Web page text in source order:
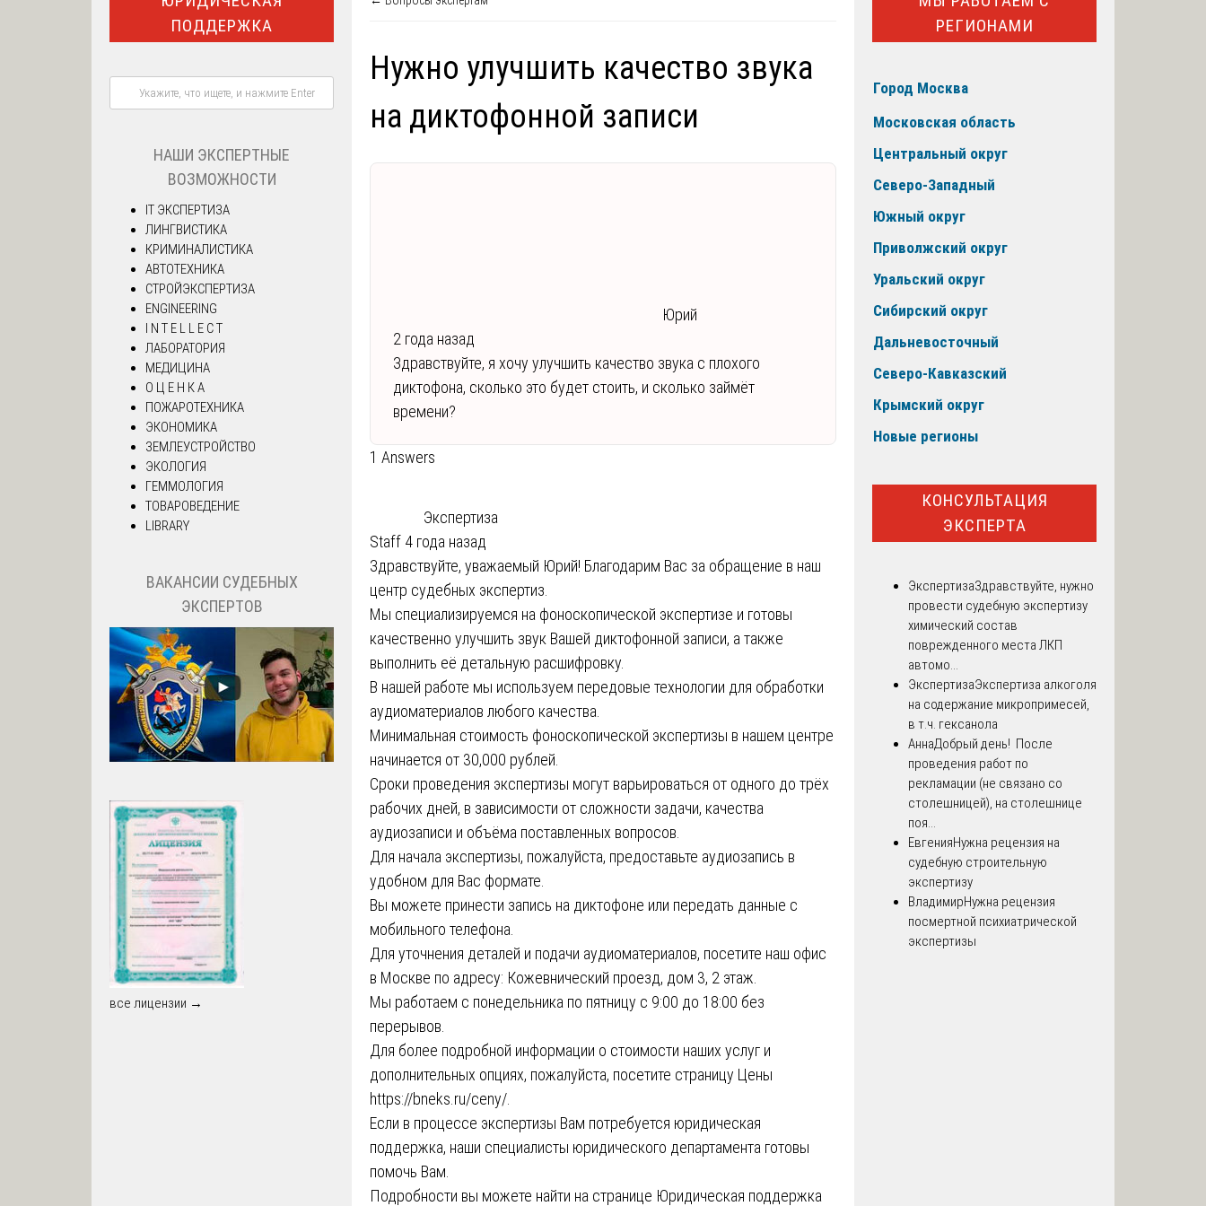
Нужно улучшить качество звука
на диктофонной записи
Юрий
2 года назад
Здравствуйте, я хочу улучшить качество звука с плохого
диктофона, сколько это будет стоить, и сколько займёт
времени?
1 Answers
Экспертиза
Staff 4 года назад
Здравствуйте, уважаемый Юрий! Благодарим Вас за обращение в наш
центр судебных экспертиз.
Мы специализируемся на фоноскопической экспертизе и готовы
качественно улучшить звук Вашей диктофонной записи, а также
выполнить её детальную расшифровку.
В нашей работе мы используем передовые технологии для обработки
аудиоматериалов любого качества.
Минимальная стоимость фоноскопической экспертизы в нашем центре
начинается от 30,000 рублей.
Сроки проведения экспертизы могут варьироваться от одного до трёх
рабочих дней, в зависимости от сложности задачи, качества
аудиозаписи и объёма поставленных вопросов.
Для начала экспертизы, пожалуйста, предоставьте аудиозапись в
удобном для Вас формате.
Вы можете принести запись на диктофоне или передать данные с
мобильного телефона.
Для уточнения деталей и подачи аудиоматериалов, посетите наш офис
в Москве по адресу: Кожевнический проезд, дом 3, 2 этаж.
Мы работаем с понедельника по пятницу с 9:00 до 18:00 без
перерывов.
Для более подробной информации о стоимости наших услуг и
дополнительных опциях, пожалуйста, посетите страницу Цены
https://bneks.ru/ceny/
Если в процессе экспертизы Вам потребуется юридическая
поддержка, наши специалисты юридического департамента готовы
помочь Вам.
Подробности вы можете найти на странице Юридическая поддержка
ПОДДЕРЖКА
НАШИ ЭКСПЕРТНЫЕ
ВОЗМОЖНОСТИ
IT ЭКСПЕРТИЗА
ЛИНГВИСТИКА
КРИМИНАЛИСТИКА
АВТОТЕХНИКА
СТРОЙЭКСПЕРТИЗА
ENGINEERING
I N T E L L E C T
ЛАБОРАТОРИЯ
МЕДИЦИНА
О Ц Е Н К А
ПОЖАРОТЕХНИКА
ЭКОНОМИКА
ЗЕМЛЕУСТРОЙСТВО
ЭКОЛОГИЯ
ГЕММОЛОГИЯ
ТОВАРОВЕДЕНИЕ
LIBRARY
ВАКАНСИИ СУДЕБНЫХ
ЭКСПЕРТОВ
все лицензии →
РЕГИОНАМИ
Город Москва
Московская область
Центральный округ
Северо-Западный
Южный округ
Приволжский округ
Уральский округ
Сибирский округ
Дальневосточный
Северо-Кавказский
Крымский округ
Новые регионы
КОНСУЛЬТАЦИЯ
ЭКСПЕРТА
ЭкспертизаЗдравствуйте, нужно
провести судебную экспертизу
химический состав
поврежденного места ЛКП
автомо...
ЭкспертизаЭкспертиза алкоголя
на содержание микропримесей,
в т.ч. гексанола
АннаДобрый день! После
проведения работ по
рекламации (не связано со
столешницей), на столешнице
поя...
ЕвгенияНужна рецензия на
судебную строительную
экспертизу
ВладимирНужна рецензия
посмертной психиатрической
экспертизы